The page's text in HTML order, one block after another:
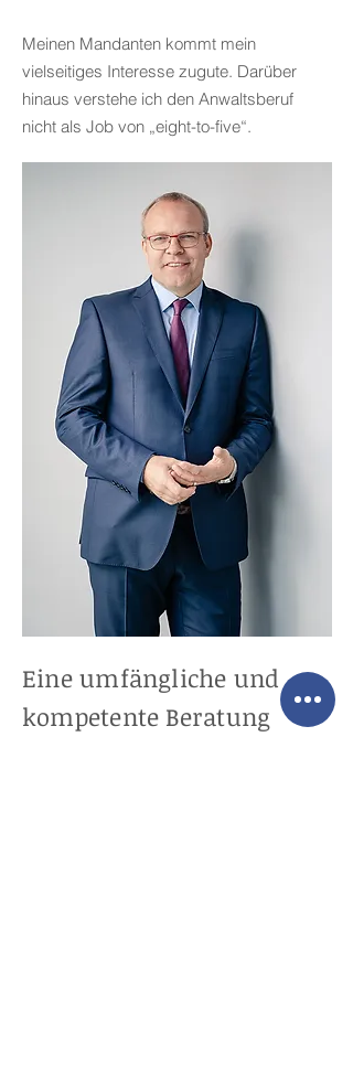
Meinen Mandanten kommt mein
vielseitiges Interesse zugute. Darüber
hinaus verstehe ich den Anwaltsberuf
nicht als Job von „eight-to-five“.
Eine umfängliche und
kompetente Beratung